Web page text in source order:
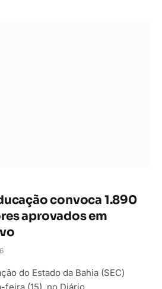
convoca 1.890
aprovados em
do Estado da Bahia (SEC)